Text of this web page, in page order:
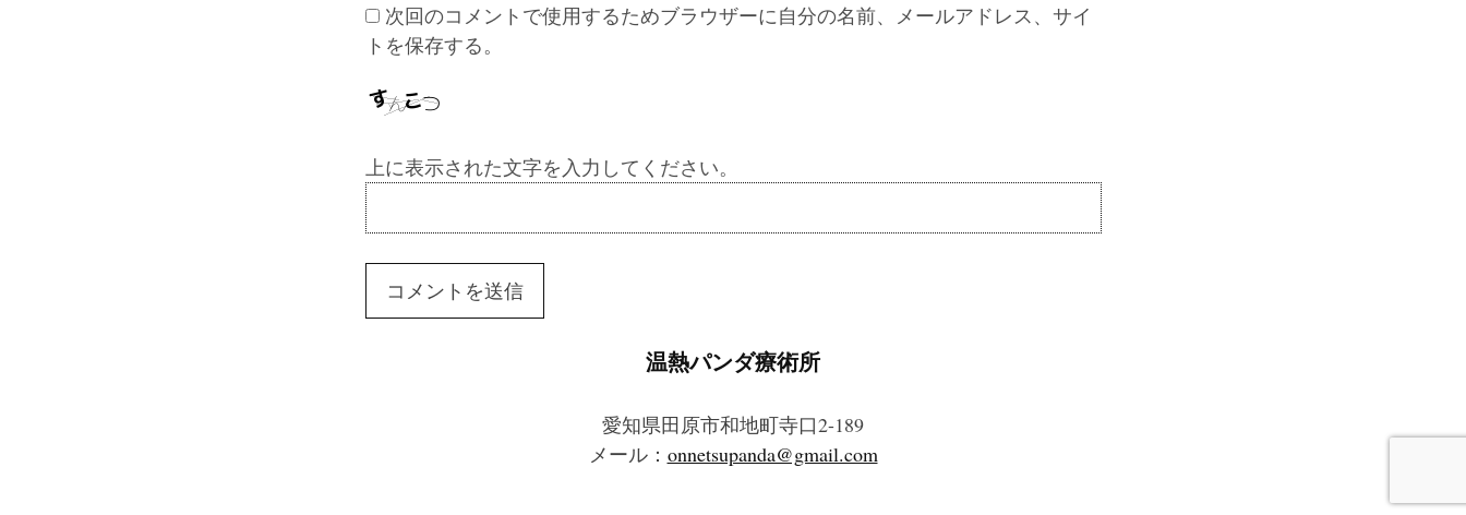
次回のコメントで使用するためブラウザーに自分の名前、メールアドレス、サイ
トを保存する。
上に表示された文字を入力してください。
温熱パンダ療術所
愛知県田原市和地町寺口2-189
メール： onnetsupanda@gmail.com